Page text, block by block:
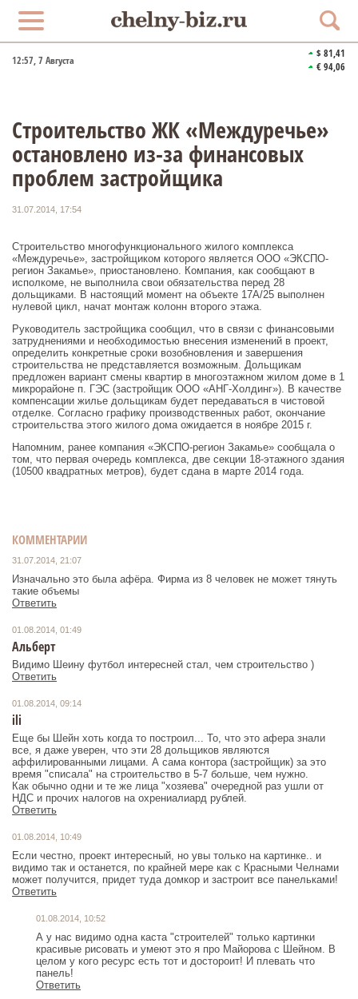
12:57, 7 Августа
$ 81,41
€ 94,06
Строительство ЖК «Междуречье»
остановлено из-за финансовых
проблем застройщика
31.07.2014, 17:54
Строительство многофункционального жилого комплекса
«Междуречье», застройщиком которого является ООО «ЭКСПО-
регион Закамье», приостановлено. Компания, как сообщают в
исполкоме, не выполнила свои обязательства перед 28
дольщиками. В настоящий момент на объекте 17А/25 выполнен
нулевой цикл, начат монтаж колонн второго этажа.
Руководитель застройщика сообщил, что в связи с финансовыми
затруднениями и необходимостью внесения изменений в проект,
определить конкретные сроки возобновления и завершения
строительства не представляется возможным. Дольщикам
предложен вариант смены квартир в многоэтажном жилом доме в 1
микрорайоне п. ГЭС (застройщик ООО «АНГ-Холдинг»). В качестве
компенсации жилье дольщикам будет передаваться в чистовой
отделке. Согласно графику производственных работ, окончание
строительства этого жилого дома ожидается в ноябре 2015 г.
Напомним, ранее компания «ЭКСПО-регион Закамье» сообщала о
том, что первая очередь комплекса, две секции 18-этажного здания
(10500 квадратных метров), будет сдана в марте 2014 года.
КОММЕНТАРИИ
31.07.2014, 21:07
Изначально это была афёра. Фирма из 8 человек не может тянуть
такие объемы
Ответить
01.08.2014, 01:49
Альберт
Видимо Шеину футбол интересней стал, чем строительство )
Ответить
01.08.2014, 09:14
ili
Еще бы Шейн хоть когда то построил... То, что это афера знали
все, я даже уверен, что эти 28 дольщиков являются
аффилированными лицами. А сама контора (застройщик) за это
время "списала" на строительство в 5-7 больше, чем нужно.
Как обычно одни и те же лица "хозяева" очередной раз ушли от
НДС и прочих налогов на охрениалиард рублей.
Ответить
01.08.2014, 10:49
Если честно, проект интересный, но увы только на картинке.. и
видимо так и останется, по крайней мере как с Красными Челнами
может получится, придет туда домкор и застроит все панельками!
Ответить
01.08.2014, 10:52
А у нас видимо одна каста "строителей" только картинки
красивые рисовать и умеют это я про Майорова с Шейном. В
целом у кого ресурс есть тот и достороит! И плевать что
панель!
Ответить